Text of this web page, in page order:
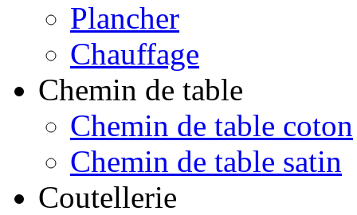
Plancher
Chauffage
Chemin de table
Chemin de table coton
Chemin de table satin
Coutellerie